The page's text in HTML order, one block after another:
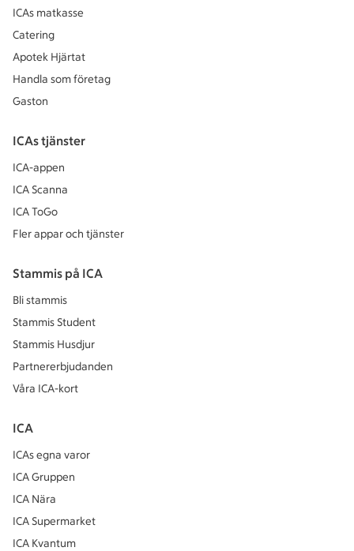
ICAs matkasse
Catering
Apotek Hjärtat
Handla som företag
Gaston
ICAs tjänster
ICA-appen
ICA Scanna
ICA ToGo
Fler appar och tjänster
Stammis på ICA
Bli stammis
Stammis Student
Stammis Husdjur
Partnererbjudanden
Våra ICA-kort
ICA
ICAs egna varor
ICA Gruppen
ICA Nära
ICA Supermarket
ICA Kvantum